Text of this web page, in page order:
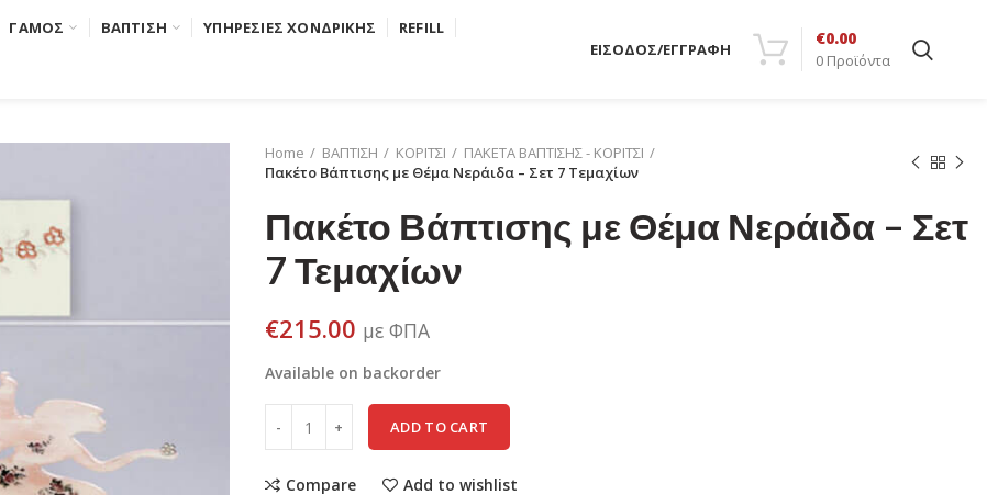
ΓΑΜΟΣ ΒΑΠΤΙΣΗ ΥΠΗΡΕΣΙΕΣ ΧΟΝΔΡΙΚΗΣ REFILL
ΕΙΣΟΔΟΣ/ΕΓΓΡΑΦΗ
0 Προϊόντα
€0.00
Home ΒΑΠΤΙΣΗ ΚΟΡΙΤΣΙ
ΠΑΚΕΤΑ ΒΑΠΤΙΣΗΣ - ΚΟΡΙΤΣΙ
Πακέτο Βάπτισης με Θέμα Νεράιδα – Σετ 7 Τεμαχίων
Πακέτο Βάπτισης με Θέμα Νεράιδα – Σετ
7 Τεμαχίων
€215.00 με ΦΠΑ
Available on backorder
ADD TO CART
Compare Add to wishlist